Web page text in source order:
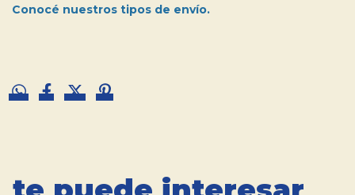
Conocé nuestros tipos de envío.